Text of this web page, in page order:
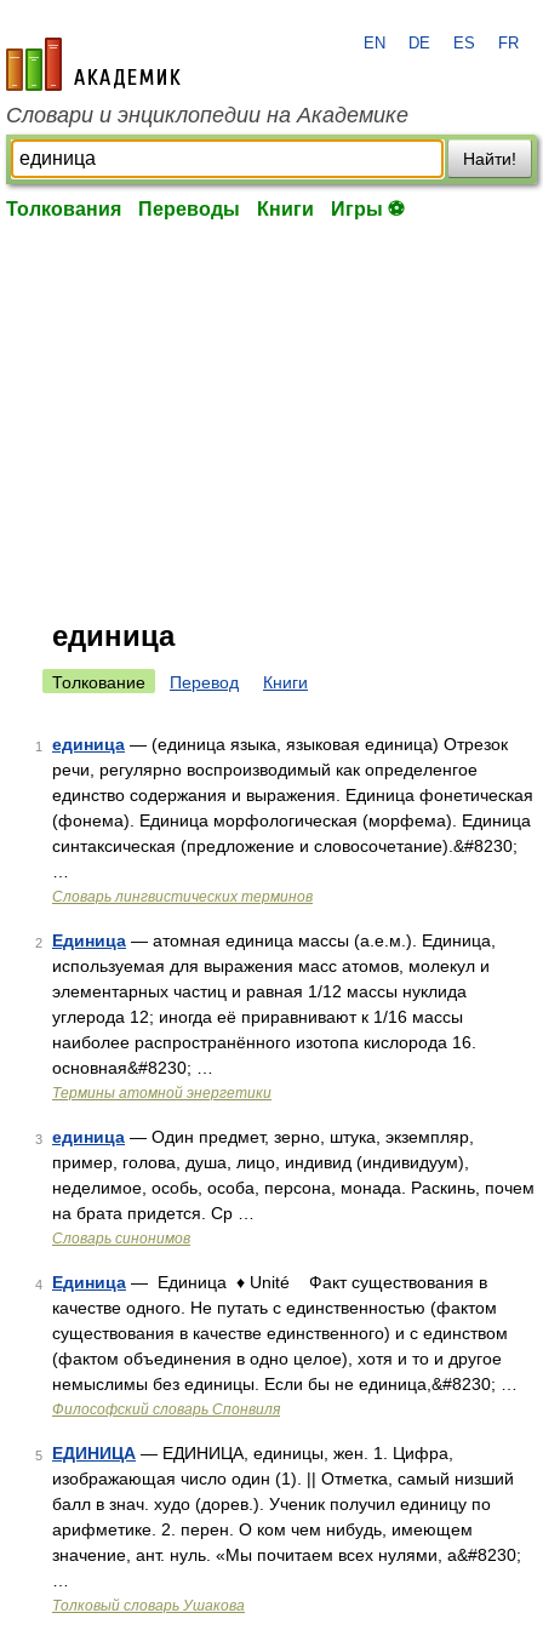
academic.ru
EN DE ES FR
Словари и энциклопедии на Академике
Найти!
Толкования Переводы Книги Игры ⚽
единица
Толкование Перевод Книги
1 единица — (единица языка, языковая единица) Отрезок
речи, регулярно воспроизводимый как определенгое
единство содержания и выражения. Единица фонетическая
(фонема). Единица морфологическая (морфема). Единица
синтаксическая (предложение и словосочетание).&#8230;
Словарь лингвистических терминов
2 Единица — атомная единица массы (а.е.м.). Единица,
используемая для выражения масс атомов, молекул и
элементарных частиц и равная 1/12 массы нуклида
углерода 12; иногда её приравнивают к 1/16 массы
наиболее распространённого изотопа кислорода 16.
основная&#8230; …
Термины атомной энергетики
3 единица — Один предмет, зерно, штука, экземпляр,
пример, голова, душа, лицо, индивид (индивидуум),
неделимое, особь, особа, персона, монада. Раскинь, почем
на брата придется. Ср …
Словарь синонимов
4 Единица — Единица ♦ Unité Факт существования в
качестве одного. Не путать с единственностью (фактом
существования в качестве единственного) и c единством
(фактом объединения в одно целое), хотя и то и другое
немыслимы без единицы. Если бы не единица,&#8230; …
Философский словарь Спонвиля
5 ЕДИНИЦА — ЕДИНИЦА, единицы, жен. 1. Цифра,
изображающая число один (1). || Отметка, самый низший
балл в знач. худо (дорев.). Ученик получил единицу по
арифметике. 2. перен. О ком чем нибудь, имеющем
значение, ант. нуль. «Мы почитаем всех нулями, а&#8230;
Толковый словарь Ушакова